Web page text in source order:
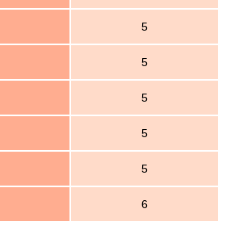
5
5
5
5
5
6